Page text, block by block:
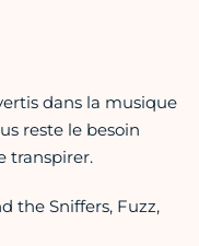
dans la musique
reste le besoin
transpirer.
the Sniffers, Fuzz,